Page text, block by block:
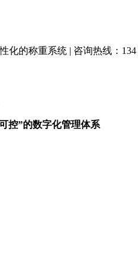
化的称重系统 | 咨询热线：
控”的数字化管理体系